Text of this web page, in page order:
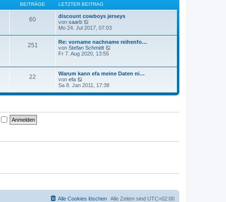
r
g
e
r
B
e
i
t
BEITRÄGE LETZTER BEITRAG
60
discount cowboys jerseys
von saarb
e
s
t
e
B
e
t
r
a
Mo 24. Jul 2017, 07:03
251
Re: vorname nachname reihenfo…
von Stefan Schmidt
t
B
t
Fr 7. Aug 2020, 13:55
22
Warum kann efa meine Daten ni…
von efa
e
e
e
t
Sa 8. Jan 2011, 17:38
Alle Zeiten sind UTC+02:00
Alle Cookies löschen